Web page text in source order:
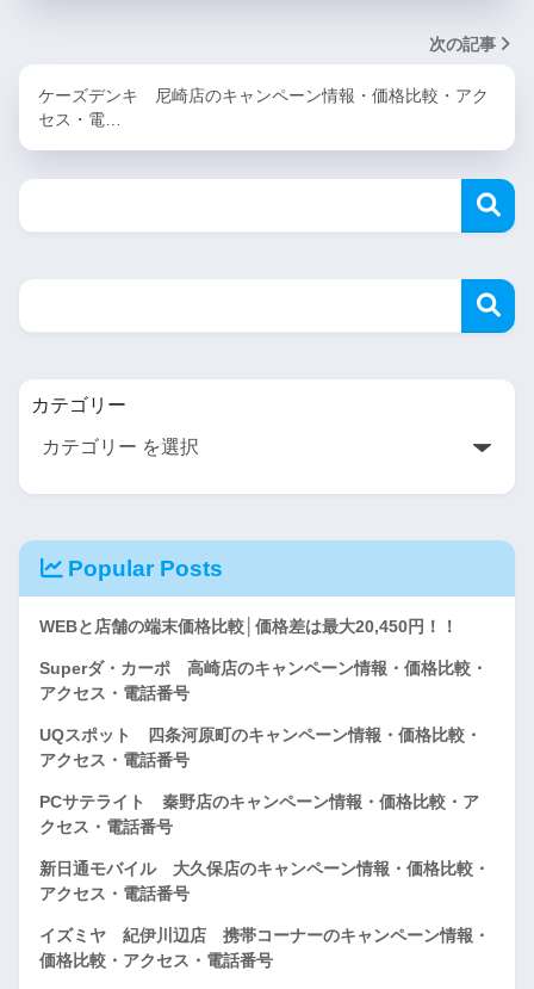
次の記事
ケーズデンキ 尼崎店のキャンペーン情報・価格比較・アク
セス・電…
カテゴリー
Popular Posts
WEBと店舗の端末価格比較│価格差は最大20,450円！！
Superダ・カーポ 高崎店のキャンペーン情報・価格比較・
アクセス・電話番号
UQスポット 四条河原町のキャンペーン情報・価格比較・
アクセス・電話番号
PCサテライト 秦野店のキャンペーン情報・価格比較・ア
クセス・電話番号
新日通モバイル 大久保店のキャンペーン情報・価格比較・
アクセス・電話番号
イズミヤ 紀伊川辺店 携帯コーナーのキャンペーン情報・
価格比較・アクセス・電話番号